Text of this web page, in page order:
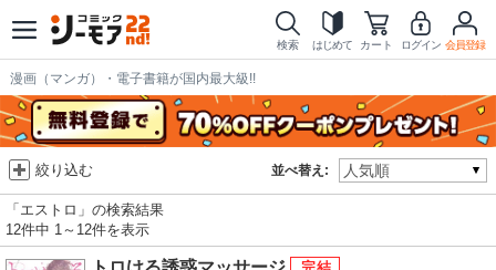
検索 はじめて カート ログイン 会員登録
漫画（マンガ）・電子書籍が国内最大級!!
並べ替え:
絞り込む
「エストロ」の検索結果
12件中 1～12件を表示